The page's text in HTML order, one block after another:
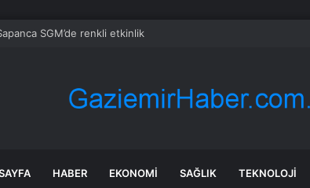
SGM’de renkli etkinlik
HABER EKONOMI SAĞLIK TEKNOLOJI